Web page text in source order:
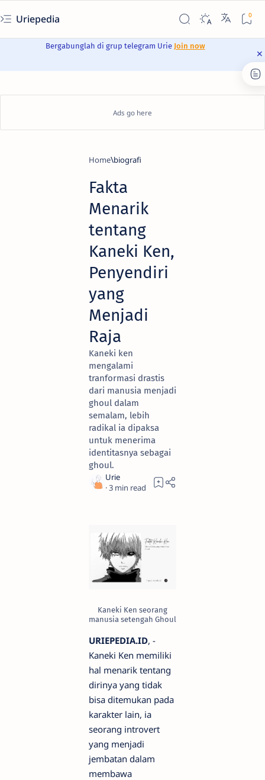
Uriepedia
Bergabunglah di grup telegram Urie Join now
Home biografi
Fakta
Menarik
tentang
Kaneki Ken,
Penyendiri
yang
Menjadi
Raja
Kaneki ken
mengalami
tranformasi drastis
dari manusia menjadi
ghoul dalam
semalam, lebih
radikal ia dipaksa
untuk menerima
identitasnya sebagai
ghoul.
3
Kaneki Ken seorang
manusia setengah Ghoul
URIEPEDIA.ID, -
Kaneki Ken memiliki
hal menarik tentang
dirinya yang tidak
bisa ditemukan pada
karakter lain, ia
seorang introvert
yang menjadi
jembatan dalam
membawa